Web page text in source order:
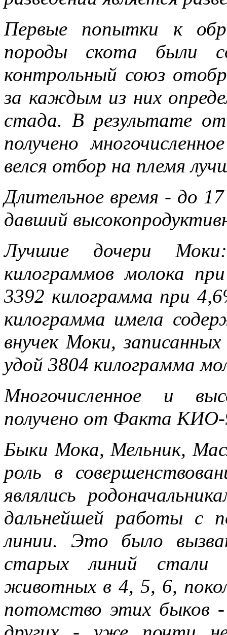
Первые попытки к
породы скота были
контрольный союз
за каждым из них
стада. В результате
получено
велся отбор на племя
Длительное время - до
давший
Лучшие дочери
килограммов молока
3392 килограмма при
килограмма имела
внучек Моки,
удой 3804 килограмма
Многочисленное и
получено от Факта КИО-
Быки Мока, Мельник,
роль в
являлись
дальнейшей работы с
линии. Это было
старых линий стали
животных в 4, 5, 6,
потомство этих быков